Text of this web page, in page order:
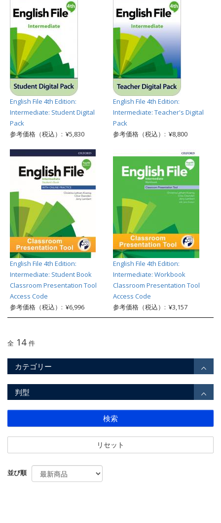
English File 4th Edition:
Intermediate: Student Digital
Pack
参考価格（税込）: ¥5,830
English File 4th Edition:
Intermediate: Teacher's Digital
Pack
参考価格（税込）: ¥8,800
English File 4th Edition:
Intermediate: Student Book
Classroom Presentation Tool
Access Code
参考価格（税込）: ¥6,996
English File 4th Edition:
Intermediate: Workbook
Classroom Presentation Tool
Access Code
参考価格（税込）: ¥3,157
全 14 件
カテゴリー
判型
検索
リセット
並び順